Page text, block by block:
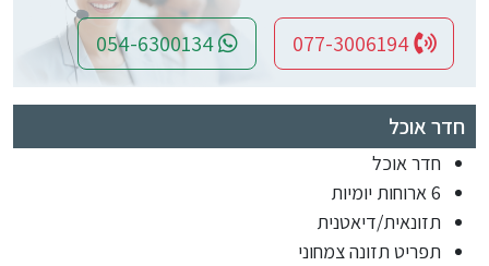
חדר אוכל
חדר אוכל
6 ארוחות יומיות
תזונאית/דיאטנית
תפריט תזונה צמחוני